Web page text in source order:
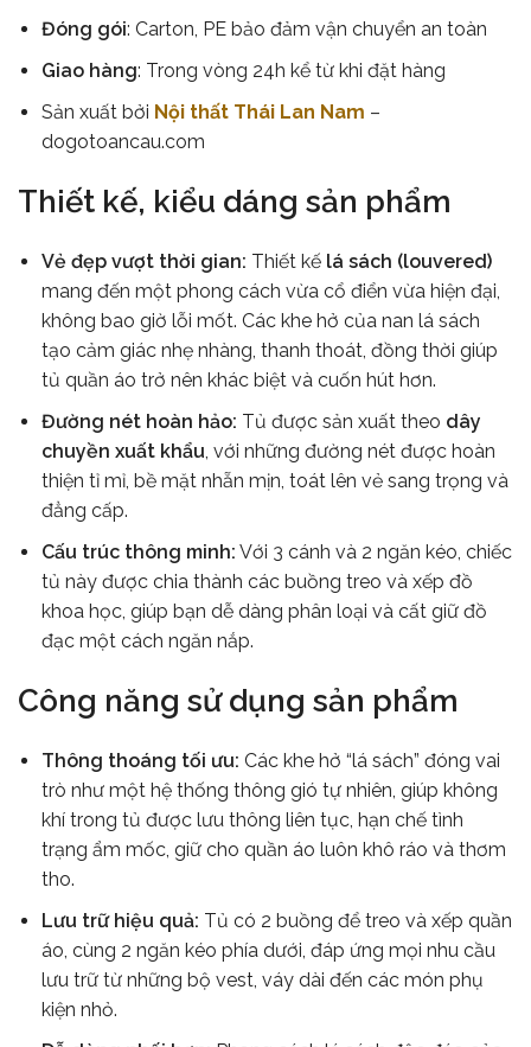
Đóng gói: Carton, PE bảo đảm vận chuyển an toàn
Giao hàng: Trong vòng 24h kể từ khi đặt hàng
Sản xuất bởi Nội thất Thái Lan Nam –
dogotoancau.com
Thiết kế, kiểu dáng sản phẩm
Vẻ đẹp vượt thời gian: Thiết kế lá sách (louvered)
mang đến một phong cách vừa cổ điển vừa hiện đại,
không bao giờ lỗi mốt. Các khe hở của nan lá sách
tạo cảm giác nhẹ nhàng, thanh thoát, đồng thời giúp
tủ quần áo trở nên khác biệt và cuốn hút hơn.
Đường nét hoàn hảo: Tủ được sản xuất theo dây
chuyền xuất khẩu, với những đường nét được hoàn
thiện tỉ mỉ, bề mặt nhẵn mịn, toát lên vẻ sang trọng và
đẳng cấp.
Cấu trúc thông minh: Với 3 cánh và 2 ngăn kéo, chiếc
tủ này được chia thành các buồng treo và xếp đồ
khoa học, giúp bạn dễ dàng phân loại và cất giữ đồ
đạc một cách ngăn nắp.
Công năng sử dụng sản phẩm
Thông thoáng tối ưu: Các khe hở “lá sách” đóng vai
trò như một hệ thống thông gió tự nhiên, giúp không
khí trong tủ được lưu thông liên tục, hạn chế tình
trạng ẩm mốc, giữ cho quần áo luôn khô ráo và thơm
tho.
Lưu trữ hiệu quả: Tủ có 2 buồng để treo và xếp quần
áo, cùng 2 ngăn kéo phía dưới, đáp ứng mọi nhu cầu
lưu trữ từ những bộ vest, váy dài đến các món phụ
kiện nhỏ.